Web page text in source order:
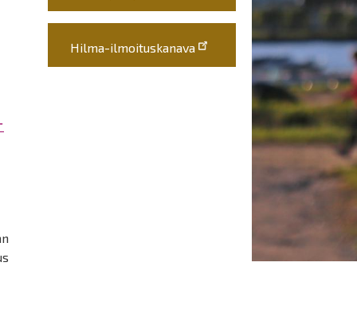
Hilma-ilmoituskanava